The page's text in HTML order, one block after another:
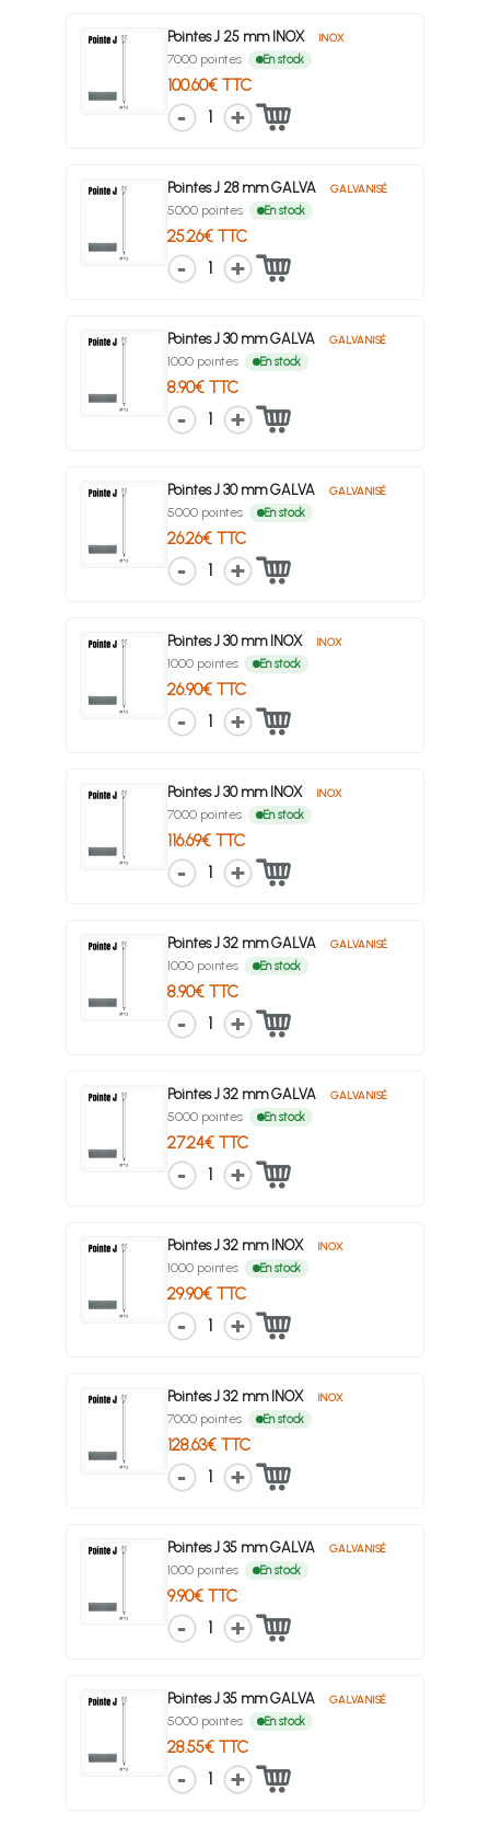
Pointes J 25 mm INOX INOX
7000 pointes En stock
100.60€ TTC
1
Pointes J 28 mm GALVA GALVANISÉ
5000 pointes En stock
25.26€ TTC
1
Pointes J 30 mm GALVA GALVANISÉ
1000 pointes En stock
8.90€ TTC
1
Pointes J 30 mm GALVA GALVANISÉ
5000 pointes En stock
26.26€ TTC
1
Pointes J 30 mm INOX INOX
1000 pointes En stock
26.90€ TTC
1
Pointes J 30 mm INOX INOX
7000 pointes En stock
116.69€ TTC
1
Pointes J 32 mm GALVA GALVANISÉ
1000 pointes En stock
8.90€ TTC
1
Pointes J 32 mm GALVA GALVANISÉ
5000 pointes En stock
27.24€ TTC
1
Pointes J 32 mm INOX INOX
1000 pointes En stock
29.90€ TTC
1
Pointes J 32 mm INOX INOX
7000 pointes En stock
128.63€ TTC
1
Pointes J 35 mm GALVA GALVANISÉ
1000 pointes En stock
9.90€ TTC
1
Pointes J 35 mm GALVA GALVANISÉ
5000 pointes En stock
28.55€ TTC
1